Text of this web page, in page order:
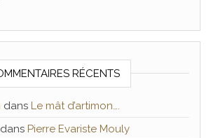
RÉCENTS
dans Le mât d’artimon….
dans Pierre Evariste Mouly